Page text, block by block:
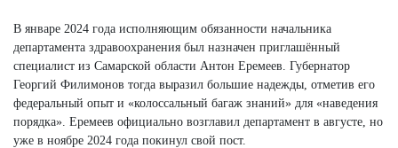
В январе 2024 года исполняющим обязанности начальника
департамента здравоохранения был назначен приглашённый
специалист из Самарской области Антон Еремеев. Губернатор
Георгий Филимонов тогда выразил большие надежды, отметив его
федеральный опыт и «колоссальный багаж знаний» для «наведения
порядка». Еремеев официально возглавил департамент в августе, но
уже в ноябре 2024 года покинул свой пост.